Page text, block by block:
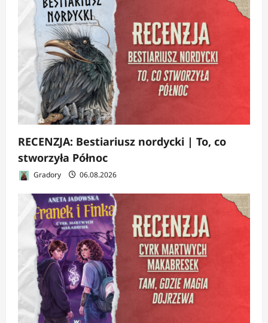
RECENZJA: Bestiariusz nordycki | To, co
stworzyła Północ
Gradory 06.08.2026